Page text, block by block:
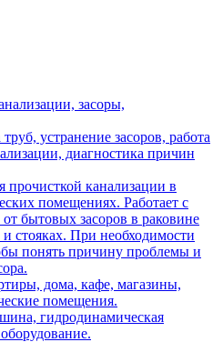
засоры,
устранение засоров, работа
диагностика причин
прочисткой канализации в
помещениях. Работает с
бытовых засоров в раковине
стояках. При необходимости
понять причину проблемы и
дома, кафе, магазины,
помещения.
гидродинамическая